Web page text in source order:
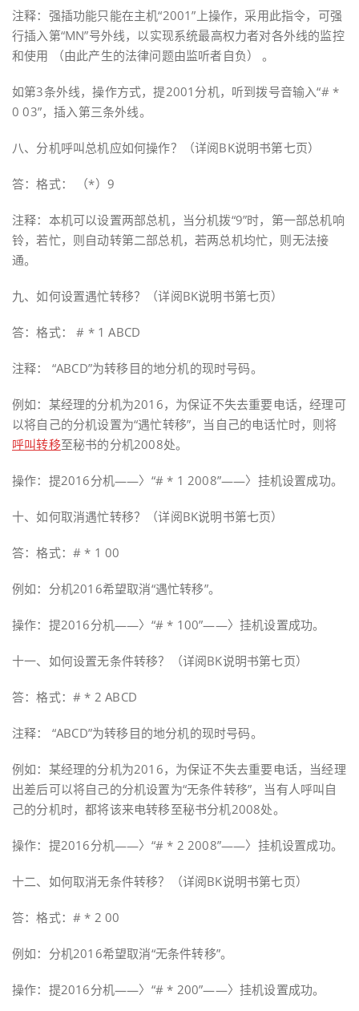
注释：强插功能只能在主机“2001”上操作，采用此指令，可强
行插入第“MN”号外线，以实现系统最高权力者对各外线的监控
和使用 （由此产生的法律问题由监听者自负） 。
如第3条外线，操作方式，提2001分机，听到拨号音输入“# *
0 03”，插入第三条外线。
八、分机呼叫总机应如何操作？（详阅BK说明书第七页）
答：格式： （*）9
注释：本机可以设置两部总机，当分机拨“9”时，第一部总机响
铃，若忙，则自动转第二部总机，若两总机均忙，则无法接
通。
九、如何设置遇忙转移？（详阅BK说明书第七页）
答：格式： # * 1 ABCD
注释： “ABCD”为转移目的地分机的现时号码。
例如：某经理的分机为2016，为保证不失去重要电话，经理可
以将自己的分机设置为“遇忙转移”，当自己的电话忙时，则将
呼叫转移至秘书的分机2008处。
操作：提2016分机——〉“# * 1 2008”——〉挂机设置成功。
十、如何取消遇忙转移？（详阅BK说明书第七页）
答：格式：# * 1 00
例如：分机2016希望取消“遇忙转移”。
操作：提2016分机——〉“# * 100”——〉挂机设置成功。
十一、如何设置无条件转移？（详阅BK说明书第七页）
答：格式：# * 2 ABCD
注释： “ABCD”为转移目的地分机的现时号码。
例如：某经理的分机为2016，为保证不失去重要电话，当经理
出差后可以将自己的分机设置为“无条件转移”，当有人呼叫自
己的分机时，都将该来电转移至秘书分机2008处。
操作：提2016分机——〉“# * 2 2008”——〉挂机设置成功。
十二、如何取消无条件转移？（详阅BK说明书第七页）
答：格式：# * 2 00
例如：分机2016希望取消“无条件转移”。
操作：提2016分机——〉“# * 200”——〉挂机设置成功。